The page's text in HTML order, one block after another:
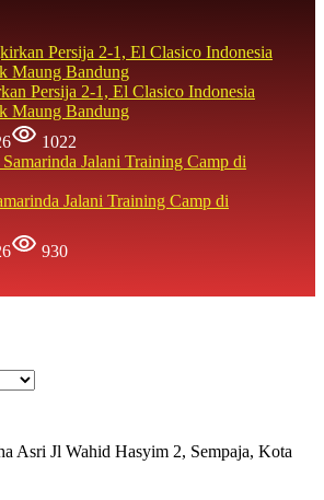
Persija 2-1, El Clasico Indonesia
Maung Bandung
1022
Jalani Training Camp di
930
Asri Jl Wahid Hasyim 2, Sempaja, Kota